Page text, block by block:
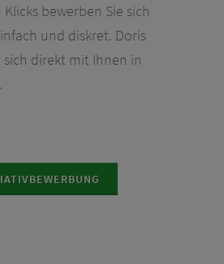
bewerben Sie sich
und diskret. Doris
sich direkt mit Ihnen in